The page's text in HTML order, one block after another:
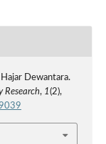
Dewantara.
, 1(2),